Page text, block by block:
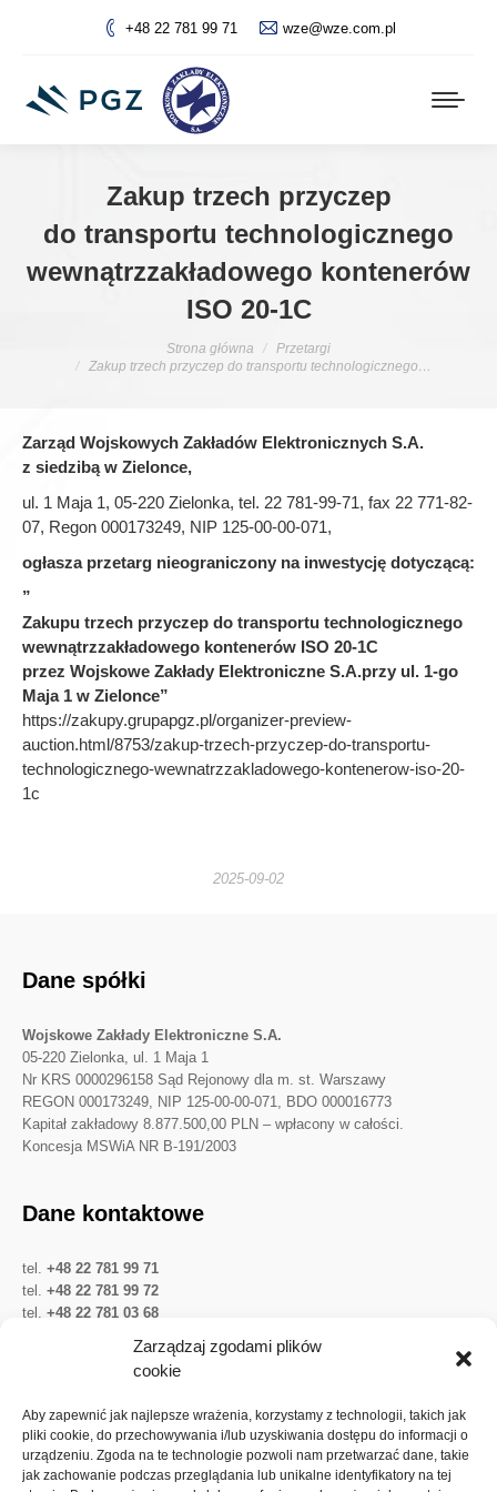
Zarządzaj zgodami plików
cookie
Aby zapewnić jak najlepsze wrażenia, korzystamy z technologii, takich jak
pliki cookie, do przechowywania i/lub uzyskiwania dostępu do informacji o
urządzeniu. Zgoda na te technologie pozwoli nam przetwarzać dane, takie
jak zachowanie podczas przeglądania lub unikalne identyfikatory na tej
+48 22 781 99 71 wze@wze.com.pl
Zakup trzech przyczep
do transportu technologicznego
wewnątrzzakładowego kontenerów
ISO 20-1C
Strona główna
Przetargi
Zakup trzech przyczep do transportu technologicznego…
Zarząd Wojskowych Zakładów Elektronicznych S.A.
z siedzibą w Zielonce,
ul. 1 Maja 1, 05-220 Zielonka, tel. 22 781-99-71, fax 22 771-82-
07, Regon 000173249, NIP 125-00-00-071,
ogłasza przetarg nieograniczony na inwestycję dotyczącą:
„
Zakupu trzech przyczep do transportu technologicznego
wewnątrzzakładowego kontenerów ISO 20-1C
przez Wojskowe Zakłady Elektroniczne S.A.przy ul. 1-go
Maja 1 w Zielonce”
https://zakupy.grupapgz.pl/organizer-preview-
auction.html/8753/zakup-trzech-przyczep-do-transportu-
technologicznego-wewnatrzzakladowego-kontenerow-iso-20-
1c
2025-09-02
Dane spółki
Wojskowe Zakłady Elektroniczne S.A.
05-220 Zielonka, ul. 1 Maja 1
Nr KRS 0000296158 Sąd Rejonowy dla m. st. Warszawy
REGON 000173249, NIP 125-00-00-071, BDO 000016773
Kapitał zakładowy 8.877.500,00 PLN – wpłacony w całości.
Koncesja MSWiA NR B-191/2003
Dane kontaktowe
tel. +48 22 781 99 71
tel. +48 22 781 99 72
tel. +48 22 781 03 68
LinkedIn
YouTube
Ważne linki
Ochrona danych osobowych